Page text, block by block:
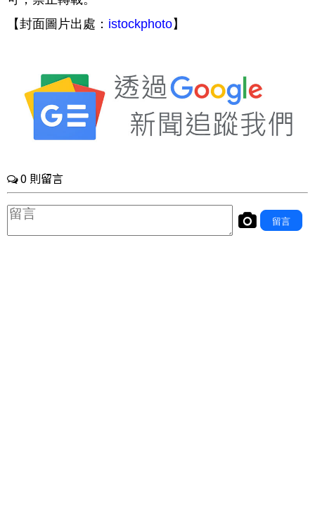
【封面圖片出處： istockphoto】